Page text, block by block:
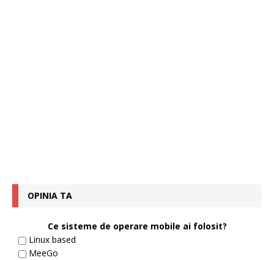
OPINIA TA
Ce sisteme de operare mobile ai folosit?
Linux based
MeeGo